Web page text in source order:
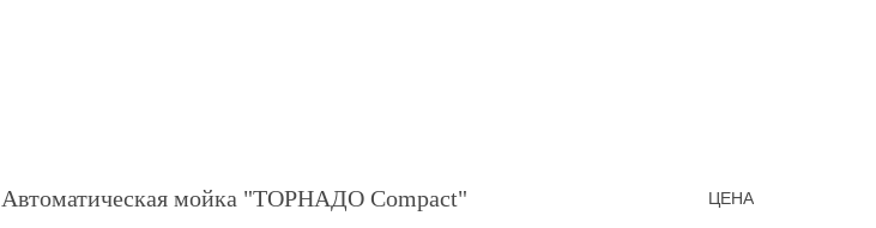
Автоматическая мойка "ТОРНАДО Compact" ЦЕНА